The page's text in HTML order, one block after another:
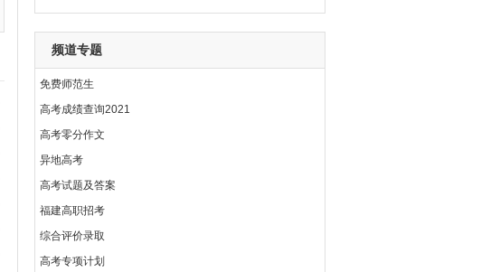
频道专题
免费师范生
高考成绩查询2021
高考零分作文
异地高考
高考试题及答案
福建高职招考
综合评价录取
高考专项计划